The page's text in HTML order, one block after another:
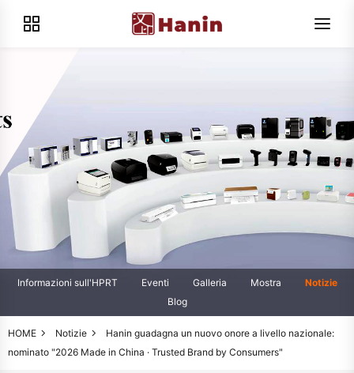
Informazioni sull'HPRT Eventi Galleria Mostra
Notizie
Blog
HOME Notizie
Hanin guadagna un nuovo onore a livello nazionale:
nominato "2026 Made in China · Trusted Brand by Consumers"